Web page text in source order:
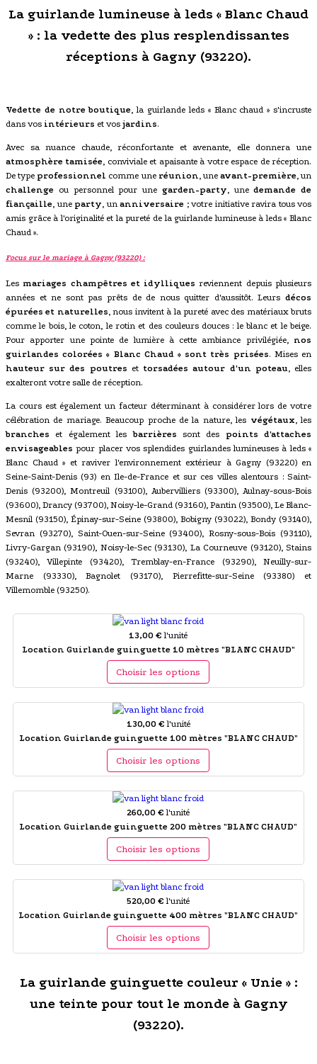
La guirlande lumineuse à leds « Blanc Chaud
» : la vedette des plus resplendissantes
réceptions à Gagny (93220).
Vedette de notre boutique , la guirlande leds « Blanc chaud » s'incruste
dans vos intérieurs et vos jardins.
Avec sa nuance chaude, réconfortante et avenante, elle donnera une
atmosphère tamisée , conviviale et apaisante à votre espace de réception.
De type professionnel comme une réunion , une avant-première, un
challenge ou personnel pour une garden-party , unedemande de
fiançaille , une party , un anniversaire ; votre initiative ravira tous vos
amis grâce à l'originalité et la pureté de la guirlande lumineuse à leds « Blanc
Chaud ».
Focus sur le mariage à Gagny (93220) :
Les mariages champêtres et idylliques reviennent depuis plusieurs
années et ne sont pas prêts de de nous quitter d'aussitôt. Leurs décos
épurées et naturelles , nous invitent à la pureté avec des matériaux bruts
comme le bois, le coton, le rotin et des couleurs douces : le blanc et le beige.
Pour apporter une pointe de lumière à cette ambiance privilégiée, nos
guirlandes colorées « Blanc Chaud » sont très prisées. Mises en
hauteur sur des poutres et torsadées autour d'un poteau , elles
exalteront votre salle de réception.
La cours est également un facteur déterminant à considérer lors de votre
célébration de mariage. Beaucoup proche de la nature, les végétaux , les
branches et également lesbarrières sont des points d'attaches
envisageables pour placer vos splendides guirlandes lumineuses à leds «
Blanc Chaud » et raviver l'environnement extérieur à Gagny (93220) en
Seine-Saint-Denis (93) en Ile-de-France et sur ces villes alentours : Saint-
Denis (93200), Montreuil (93100), Aubervilliers (93300), Aulnay-sous-Bois
(93600), Drancy (93700), Noisy-le-Grand (93160), Pantin (93500), Le Blanc-
Mesnil (93150), Épinay-sur-Seine (93800), Bobigny (93022), Bondy (93140),
Sevran (93270), Saint-Ouen-sur-Seine (93400), Rosny-sous-Bois (93110),
Livry-Gargan (93190), Noisy-le-Sec (93130), La Courneuve (93120), Stains
(93240), Villepinte (93420), Tremblay-en-France (93290), Neuilly-sur-
Marne (93330), Bagnolet (93170), Pierrefitte-sur-Seine (93380) et
Villemomble (93250).
13,00 € l'unité
Location Guirlande guinguette 10 mètres "BLANC CHAUD"
Choisir les options
130,00 € l'unité
Location Guirlande guinguette 100 mètres "BLANC CHAUD"
Choisir les options
260,00 € l'unité
Location Guirlande guinguette 200 mètres "BLANC CHAUD"
Choisir les options
520,00 € l'unité
Location Guirlande guinguette 400 mètres "BLANC CHAUD"
Choisir les options
La guirlande guinguette couleur « Unie » :
une teinte pour tout le monde à Gagny
(93220).